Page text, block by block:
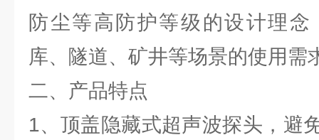
防尘等高防护等级的设计理
库、隧道、矿井等场景的使用需
二、产品特点
1、顶盖隐藏式超声波探头，避